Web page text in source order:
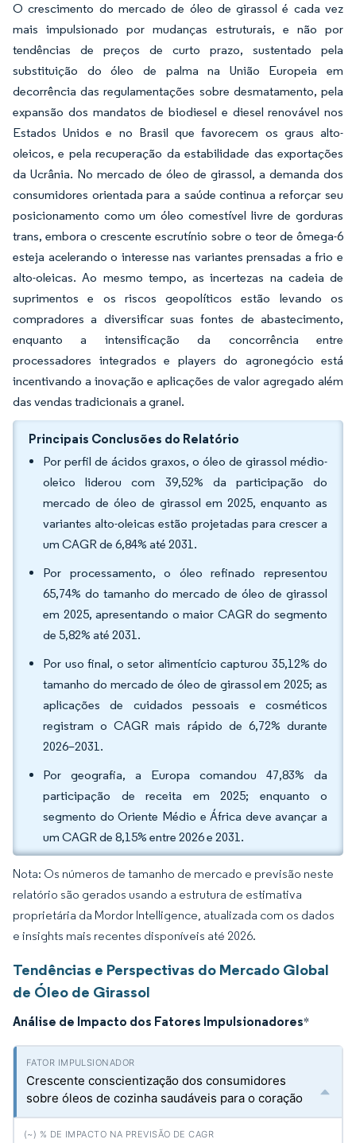
O crescimento do mercado de óleo de girassol é cada vez
mais impulsionado por mudanças estruturais, e não por
tendências de preços de curto prazo, sustentado pela
substituição do óleo de palma na União Europeia em
decorrência das regulamentações sobre desmatamento, pela
expansão dos mandatos de biodiesel e diesel renovável nos
Estados Unidos e no Brasil que favorecem os graus alto-
oleicos, e pela recuperação da estabilidade das exportações
da Ucrânia. No mercado de óleo de girassol, a demanda dos
consumidores orientada para a saúde continua a reforçar seu
posicionamento como um óleo comestível livre de gorduras
trans, embora o crescente escrutínio sobre o teor de ômega-6
esteja acelerando o interesse nas variantes prensadas a frio e
alto-oleicas. Ao mesmo tempo, as incertezas na cadeia de
suprimentos e os riscos geopolíticos estão levando os
compradores a diversificar suas fontes de abastecimento,
enquanto a intensificação da concorrência entre
processadores integrados e players do agronegócio está
incentivando a inovação e aplicações de valor agregado além
das vendas tradicionais a granel.
Principais Conclusões do Relatório
Por perfil de ácidos graxos, o óleo de girassol médio-
oleico liderou com 39,52% da participação do
mercado de óleo de girassol em 2025, enquanto as
variantes alto-oleicas estão projetadas para crescer a
um CAGR de 6,84% até 2031.
Por processamento, o óleo refinado representou
65,74% do tamanho do mercado de óleo de girassol
em 2025, apresentando o maior CAGR do segmento
de 5,82% até 2031.
Por uso final, o setor alimentício capturou 35,12% do
tamanho do mercado de óleo de girassol em 2025; as
aplicações de cuidados pessoais e cosméticos
registram o CAGR mais rápido de 6,72% durante
2026–2031.
Por geografia, a Europa comandou 47,83% da
participação de receita em 2025; enquanto o
segmento do Oriente Médio e África deve avançar a
um CAGR de 8,15% entre 2026 e 2031.
Nota: Os números de tamanho de mercado e previsão neste
relatório são gerados usando a estrutura de estimativa
proprietária da Mordor Intelligence, atualizada com os dados
e insights mais recentes disponíveis até 2026.
Tendências e Perspectivas do Mercado Global
de Óleo de Girassol
Análise de Impacto dos Fatores Impulsionadores*
Crescente conscientização dos consumidores
sobre óleos de cozinha saudáveis para o coração